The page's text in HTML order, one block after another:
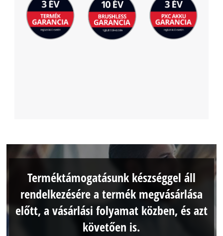
Terméktámogatásunk készséggel áll
rendelkezésére a termék megvásárlása
előtt, a vásárlási folyamat közben, és azt
követően is.